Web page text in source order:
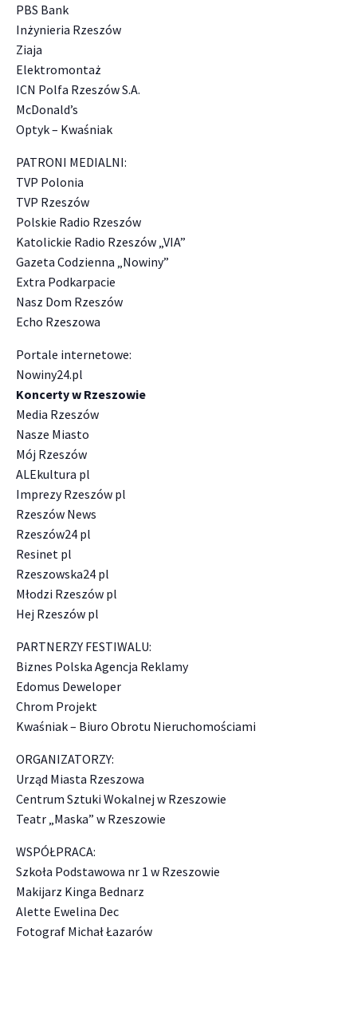
PBS Bank
Inżynieria Rzeszów
Ziaja
Elektromontaż
ICN Polfa Rzeszów S.A.
McDonald’s
Optyk – Kwaśniak
PATRONI MEDIALNI:
TVP Polonia
TVP Rzeszów
Polskie Radio Rzeszów
Katolickie Radio Rzeszów „VIA”
Gazeta Codzienna „Nowiny”
Extra Podkarpacie
Nasz Dom Rzeszów
Echo Rzeszowa
Portale internetowe:
Nowiny24.pl
Koncerty w Rzeszowie
Media Rzeszów
Nasze Miasto
Mój Rzeszów
ALEkultura pl
Imprezy Rzeszów pl
Rzeszów News
Rzeszów24 pl
Resinet pl
Rzeszowska24 pl
Młodzi Rzeszów pl
Hej Rzeszów pl
PARTNERZY FESTIWALU:
Biznes Polska Agencja Reklamy
Edomus Deweloper
Chrom Projekt
Kwaśniak – Biuro Obrotu Nieruchomościami
ORGANIZATORZY:
Urząd Miasta Rzeszowa
Centrum Sztuki Wokalnej w Rzeszowie
Teatr „Maska” w Rzeszowie
WSPÓŁPRACA:
Szkoła Podstawowa nr 1 w Rzeszowie
Makijarz Kinga Bednarz
Alette Ewelina Dec
Fotograf Michał Łazarów